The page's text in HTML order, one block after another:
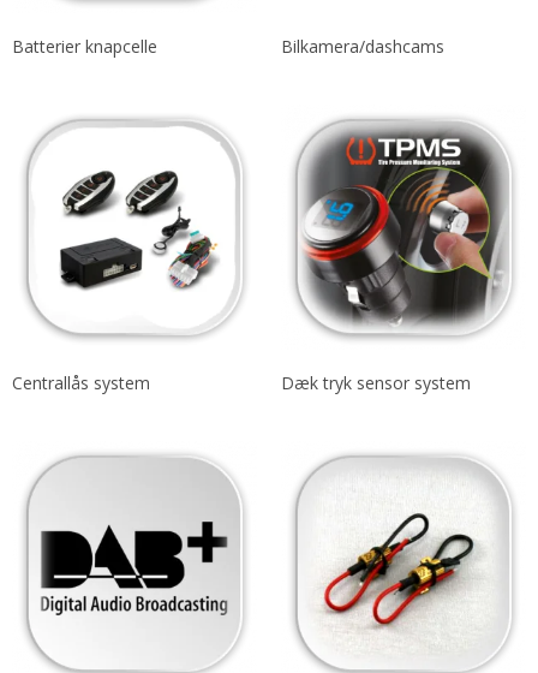
Batterier knapcelle Bilkamera/dashcams
Centrallås system Dæk tryk sensor system